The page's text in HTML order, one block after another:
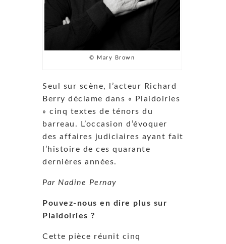
© Mary Brown
Seul sur scène, l’acteur Richard
Berry déclame dans « Plaidoiries
» cinq textes de ténors du
barreau. L’occasion d’évoquer
des affaires judiciaires ayant fait
l’histoire de ces quarante
dernières années.
Par Nadine Pernay
Pouvez-nous en dire plus sur
Plaidoiries ?
Cette pièce réunit cinq